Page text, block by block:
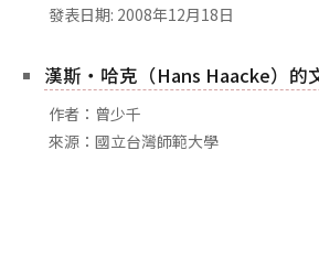
發表日期: 2008年12月18日
漢斯‧哈克（Hans Haacke）的
作者：曾少千
來源：國立台灣師範大學